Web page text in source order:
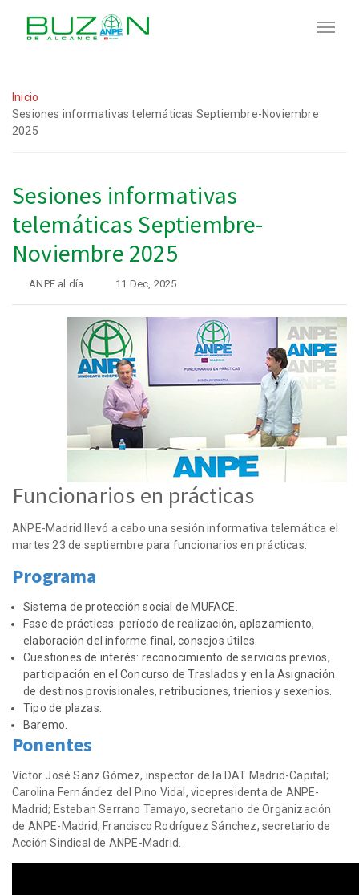
Inicio
Sesiones informativas telemáticas Septiembre-Noviembre
2025
Sesiones informativas
telemáticas Septiembre-
Noviembre 2025
ANPE al día 11 Dec, 2025
Funcionarios en prácticas
ANPE-Madrid llevó a cabo una sesión informativa telemática el
martes 23 de septiembre para funcionarios en prácticas.
Programa
Sistema de protección social de MUFACE.
Fase de prácticas: período de realización, aplazamiento,
elaboración del informe final, consejos útiles.
Cuestiones de interés: reconocimiento de servicios previos,
participación en el Concurso de Traslados y en la Asignación
de destinos provisionales, retribuciones, trienios y sexenios.
Tipo de plazas.
Baremo.
Ponentes
Víctor José Sanz Gómez, inspector de la DAT Madrid-Capital;
Carolina Fernández del Pino Vidal, vicepresidenta de ANPE-
Madrid; Esteban Serrano Tamayo, secretario de Organización
de ANPE-Madrid; Francisco Rodríguez Sánchez, secretario de
Acción Sindical de ANPE-Madrid.